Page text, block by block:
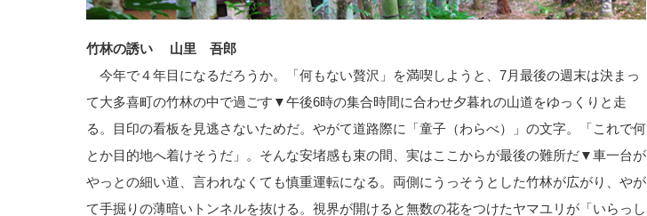
竹林の誘い 山里 吾郎
今年で４年目になるだろうか。「何もない贅沢」を満喫しようと、7月最後の週末は決まっ
て大多喜町の竹林の中で過ごす▼午後6時の集合時間に合わせ夕暮れの山道をゆっくりと走
る。目印の看板を見逃さないためだ。やがて道路際に「童子（わらべ）」の文字。「これで何
とか目的地へ着けそうだ」。そんな安堵感も束の間、実はここからが最後の難所だ▼車一台が
やっとの細い道、言われなくても慎重運転になる。両側にうっそうとした竹林が広がり、やが
て手掘りの薄暗いトンネルを抜ける。視界が開けると無数の花をつけたヤマユリが「いらっし